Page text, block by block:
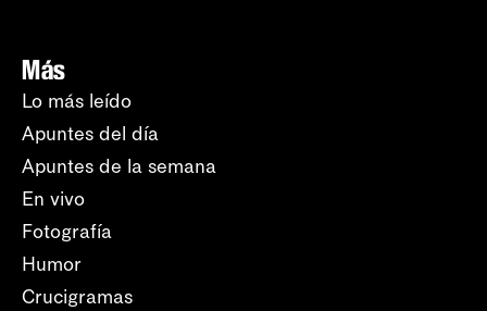
Más
Lo más leído
Apuntes del día
Apuntes de la semana
En vivo
Fotografía
Humor
Crucigramas